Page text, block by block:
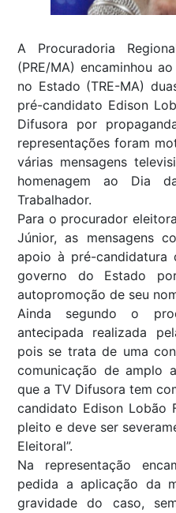
A Procuradoria
(PRE/MA) encaminhou
no Estado (TRE-MA)
pré-candidato Edison
Difusora por
representações foram
várias mensagens
homenagem ao Dia
Trabalhador.
Para o procurador
Júnior, as mensagens
apoio à pré-candidatura
governo do Estado
autopromoção de seu
Ainda segundo o
antecipada realizada
pois se trata de uma
comunicação de amplo
que a TV Difusora tem
candidato Edison Lobão
pleito e deve ser
Eleitoral”.
Na representação
pedida a aplicação da
gravidade do caso,